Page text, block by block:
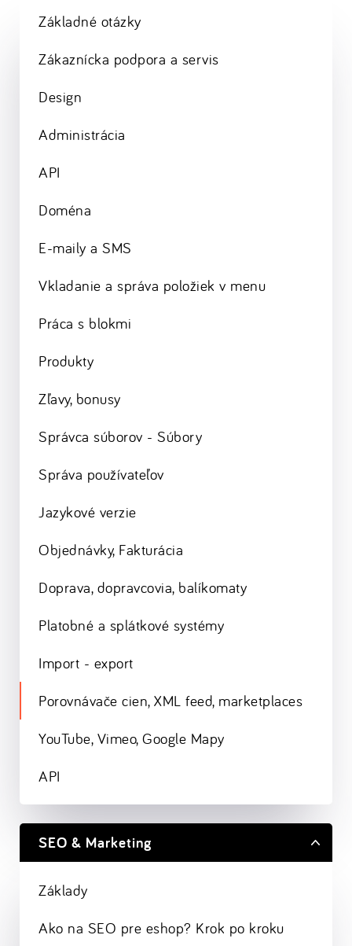
Základné otázky
Zákaznícka podpora a servis
Design
Administrácia
API
Doména
E-maily a SMS
Vkladanie a správa položiek v menu
Práca s blokmi
Produkty
Zľavy, bonusy
Správca súborov - Súbory
Správa používateľov
Jazykové verzie
Objednávky, Fakturácia
Doprava, dopravcovia, balíkomaty
Platobné a splátkové systémy
Import - export
Porovnávače cien, XML feed, marketplaces
YouTube, Vimeo, Google Mapy
API
SEO & Marketing
Základy
Ako na SEO pre eshop? Krok po kroku